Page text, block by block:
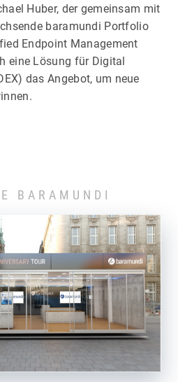
Huber, der gemeinsam mit
baramundi Portfolio
Endpoint Management
eine Lösung für Digital
das Angebot, um neue
BARAMUNDI